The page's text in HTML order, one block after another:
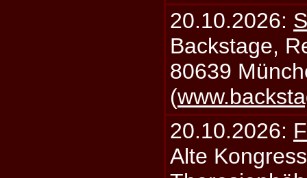
20.10.2026:
Backstage,
80639
(
20.10.2026:
Alte